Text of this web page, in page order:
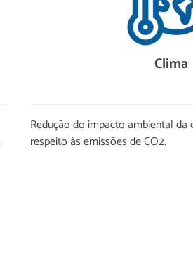
Clima
Redução do impacto ambiental
respeito às emissões de CO2.